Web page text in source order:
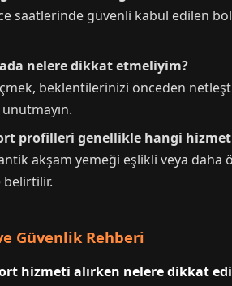
saatlerinde güvenli kabul edilen
nelere dikkat etmeliyim?
beklentilerinizi önceden
profilleri genellikle hangi
akşam yemeği eşlikli veya
belirtilir.
Güvenlik Rehberi
hizmeti alırken nelere dikkat